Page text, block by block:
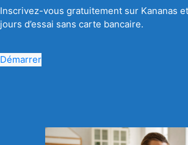
Inscrivez-vous gratuitement sur Kananas
jours d’essai sans carte bancaire.
Démarrer